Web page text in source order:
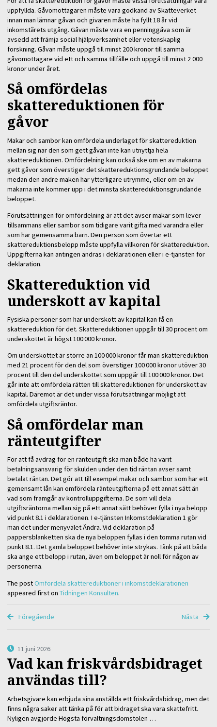
uppfyllda. Gåvomottagaren måste vara godkänd av Skatteverket
innan man lämnar gåvan och givaren måste ha fyllt 18 år vid
inkomstårets utgång. Gåvan måste vara en penninggåva som är
avsedd att främja social hjälpverksamhet eller vetenskaplig
forskning. Gåvan måste uppgå till minst 200 kronor till samma
gåvomottagare vid ett och samma tillfälle och uppgå till minst 2 000
kronor under året.
Så omfördelas
skattereduktionen för
gåvor
Makar och sambor kan omfördela underlaget för skattereduktion
mellan sig när den som gett gåvan inte kan utnyttja hela
skattereduktionen. Omfördelning kan också ske om en av makarna
gett gåvor som överstiger det skattereduktionsgrundande beloppet
medan den andre maken har ytterligare utrymme, eller om en av
makarna inte kommer upp i det minsta skattereduktionsgrundande
beloppet.
Förutsättningen för omfördelning är att det avser makar som lever
tillsammans eller sambor som tidigare varit gifta med varandra eller
som har gemensamma barn. Den person som övertar ett
skattereduktionsbelopp måste uppfylla villkoren för skattereduktion.
Uppgifterna kan antingen ändras i deklarationen eller i e-tjänsten för
deklaration.
Skattereduktion vid
underskott av kapital
Fysiska personer som har underskott av kapital kan få en
skattereduktion för det. Skattereduktionen uppgår till 30 procent om
underskottet är högst 100 000 kronor.
Om underskottet är större än 100 000 kronor får man skattereduktion
med 21 procent för den del som överstiger 100 000 kronor utöver 30
procent till den del underskottet som uppgår till 100 000 kronor. Det
går inte att omfördela rätten till skattereduktionen för underskott av
kapital. Däremot är det under vissa förutsättningar möjligt att
omfördela utgiftsräntor.
Så omfördelar man
ränteutgifter
För att få avdrag för en ränteutgift ska man både ha varit
betalningsansvarig för skulden under den tid räntan avser samt
betalat räntan. Det gör att till exempel makar och sambor som har ett
gemensamt lån kan omfördela ränteutgifterna på ett annat sätt än
vad som framgår av kontrolluppgifterna. De som vill dela
utgiftsräntorna mellan sig på ett annat sätt behöver fylla i nya belopp
vid punkt 8.1 i deklarationen. I e-tjänsten Inkomstdeklaration 1 gör
man det under menyvalet Ändra. Vid deklaration på
pappersblanketten ska de nya beloppen fyllas i den tomma rutan vid
punkt 8.1. Det gamla beloppet behöver inte strykas. Tänk på att båda
ska ange ett belopp i rutan, även om beloppet är noll för någon av
personerna.
The postOmfördela skattereduktioner i inkomstdeklarationen
appeared first on Tidningen Konsulten.
Föregående Nästa
11 juni 2026
Vad kan friskvårdsbidraget
användas till?
Arbetsgivare kan erbjuda sina anställda ett friskvårdsbidrag, men det
finns några saker att tänka på för att bidraget ska vara skattefritt.
Nyligen avgjorde Högsta förvaltningsdomstolen …